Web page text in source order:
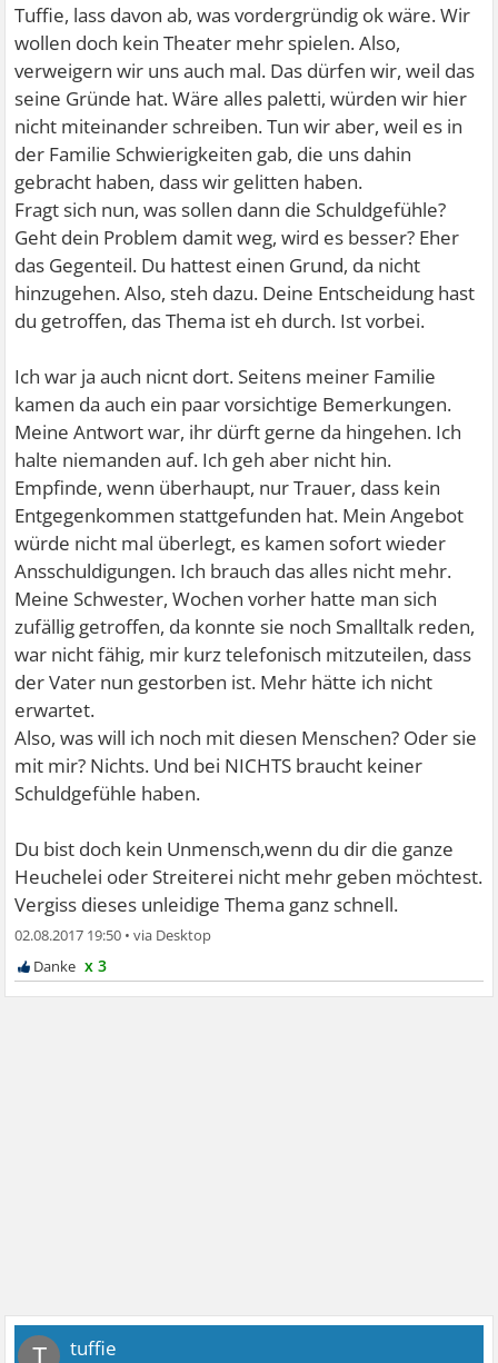
Tuffie, lass davon ab, was vordergründig ok wäre. Wir
wollen doch kein Theater mehr spielen. Also,
verweigern wir uns auch mal. Das dürfen wir, weil das
seine Gründe hat. Wäre alles paletti, würden wir hier
nicht miteinander schreiben. Tun wir aber, weil es in
der Familie Schwierigkeiten gab, die uns dahin
gebracht haben, dass wir gelitten haben.
Fragt sich nun, was sollen dann die Schuldgefühle?
Geht dein Problem damit weg, wird es besser? Eher
das Gegenteil. Du hattest einen Grund, da nicht
hinzugehen. Also, steh dazu. Deine Entscheidung hast
du getroffen, das Thema ist eh durch. Ist vorbei.
Ich war ja auch nicnt dort. Seitens meiner Familie
kamen da auch ein paar vorsichtige Bemerkungen.
Meine Antwort war, ihr dürft gerne da hingehen. Ich
halte niemanden auf. Ich geh aber nicht hin.
Empfinde, wenn überhaupt, nur Trauer, dass kein
Entgegenkommen stattgefunden hat. Mein Angebot
würde nicht mal überlegt, es kamen sofort wieder
Ansschuldigungen. Ich brauch das alles nicht mehr.
Meine Schwester, Wochen vorher hatte man sich
zufällig getroffen, da konnte sie noch Smalltalk reden,
war nicht fähig, mir kurz telefonisch mitzuteilen, dass
der Vater nun gestorben ist. Mehr hätte ich nicht
erwartet.
Also, was will ich noch mit diesen Menschen? Oder sie
mit mir? Nichts. Und bei NICHTS braucht keiner
Schuldgefühle haben.
Du bist doch kein Unmensch,wenn du dir die ganze
Heuchelei oder Streiterei nicht mehr geben möchtest.
Vergiss dieses unleidige Thema ganz schnell.
02.08.2017 19:50 •
x 3
T tuffie